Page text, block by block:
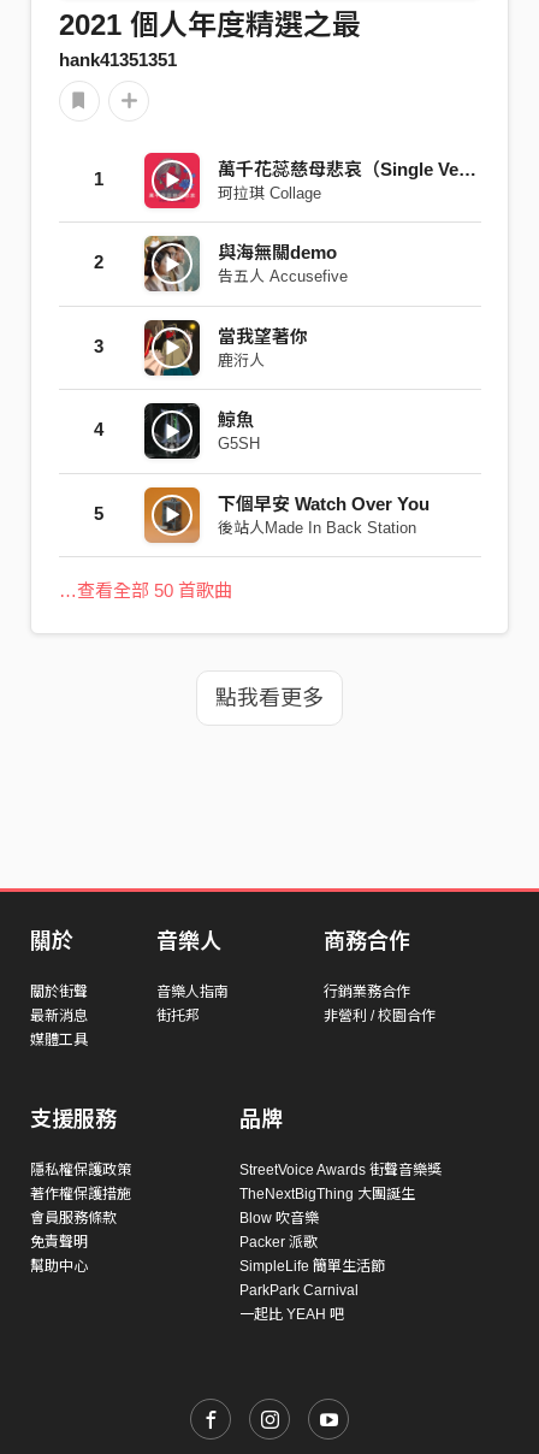
2021 個人年度精選之最
hank41351351
1 萬千花蕊慈母悲哀（Single Ver.）
珂拉琪 Collage
2 與海無關demo
告五人 Accusefive
3 當我望著你
鹿洐人
4 鯨魚
G5SH
5 下個早安 Watch Over You
後站人Made In Back Station
…查看全部 50 首歌曲
點我看更多
關於
關於街聲
最新消息
媒體工具
音樂人
音樂人指南
街托邦
商務合作
行銷業務合作
非營利 / 校園合作
支援服務
隱私權保護政策
著作權保護措施
會員服務條款
免責聲明
幫助中心
品牌
StreetVoice Awards 街聲音樂獎
TheNextBigThing 大團誕生
Blow 吹音樂
Packer 派歌
SimpleLife 簡單生活節
ParkPark Carnival
一起比 YEAH 吧